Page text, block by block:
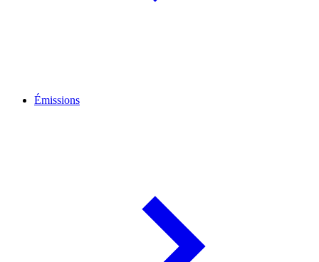
Émissions